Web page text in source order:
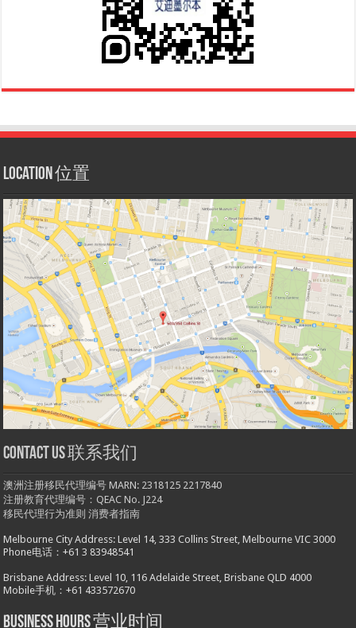
Location 位置
Contact us 联系我们
澳洲注册移民代理编号 MARN: 2318125 2217840
注册教育代理编号：QEAC No. J224
移民代理行为准则 消费者指南
Melbourne City Address: Level 14, 333 Collins Street, Melbourne VIC 3000
Phone电话：+61 3 83948541
Brisbane Address: Level 10, 116 Adelaide Street, Brisbane QLD 4000
Mobile手机：+61 433572670
Business hours 营业时间